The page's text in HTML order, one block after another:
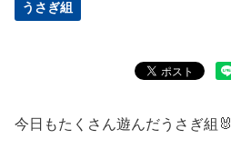
うさぎ組
今日もたくさん遊んだうさぎ組🐰